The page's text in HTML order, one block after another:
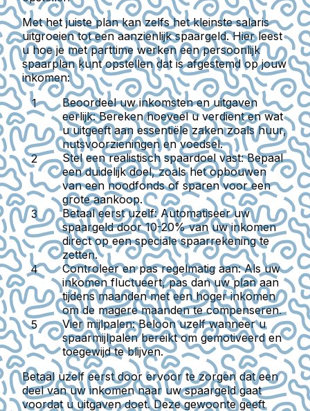
Met het juiste plan kan zelfs het kleinste salaris
uitgroeien tot een aanzienlijk spaargeld. Hier leest
u hoe je met parttime werken een persoonlijk
spaarplan kunt opstellen dat is afgestemd op jouw
inkomen:
Beoordeel uw inkomsten en uitgaven
eerlijk:Bereken hoeveel u verdient en wat
u uitgeeft aan essentiële zaken zoals huur,
nutsvoorzieningen en voedsel.
Stel een realistisch spaardoel vast:Bepaal
een duidelijk doel, zoals het opbouwen
van een noodfonds of sparen voor een
grote aankoop.
Betaal eerst uzelf:Automatiseer uw
spaargeld door 10-20% van uw inkomen
direct op een speciale spaarrekening te
zetten.
Controleer en pas regelmatig aan:Als uw
inkomen fluctueert, pas dan uw plan aan
tijdens maanden met een hoger inkomen
om de magere maanden te compenseren.
Vier mijlpalen:Beloon uzelf wanneer u
spaarmijlpalen bereikt om gemotiveerd en
toegewijd te blijven.
Betaal uzelf eerst door ervoor te zorgen dat een
deel van uw inkomen naar uw spaargeld gaat
voordat u uitgaven doet. Deze gewoonte geeft